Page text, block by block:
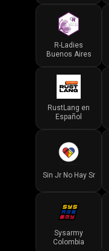
R-Ladies
Buenos Aires
RustLang en
Español
Sin Jr No Hay Sr
Sysarmy
Colombia